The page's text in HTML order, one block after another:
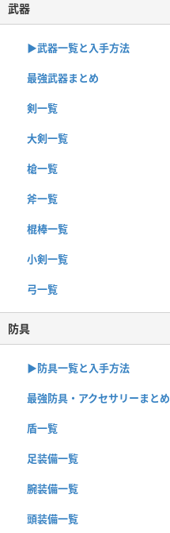
武器
▶︎武器一覧と入手方法
最強武器まとめ
剣一覧
大剣一覧
槍一覧
斧一覧
棍棒一覧
小剣一覧
弓一覧
防具
▶︎防具一覧と入手方法
最強防具・アクセサリーまとめ
盾一覧
足装備一覧
腕装備一覧
頭装備一覧